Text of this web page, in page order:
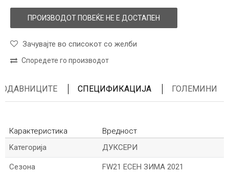
ПРОИЗВОДОТ ПОВЕЌЕ НЕ Е ДОСТАПЕН
Зачувајте во списокот со желби
Споредете го производот
СПЕЦИФИКАЦИЈА ГОЛЕМИНИ
Карактеристика
Вредност
Kатегорија
ДУКСЕРИ
Сезона FW21 ЕСЕН ЗИМА 2021